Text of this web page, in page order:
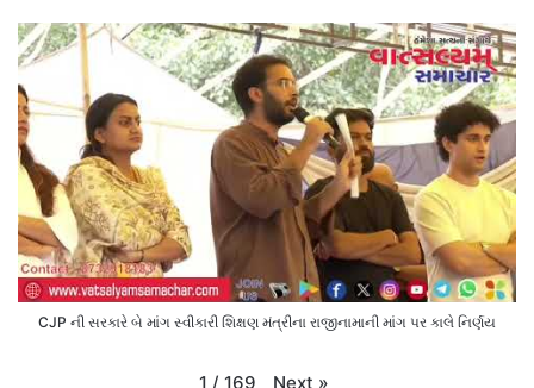
CJP ની સરકારે બે માંગ સ્વીકારી શિક્ષણ મંત્રીના રાજીનામાની માંગ પર કાલે નિર્ણય
1 / 169 Next »